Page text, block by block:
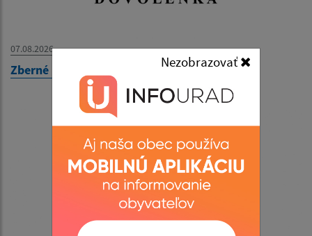
Nezobrazovať
07.08.2026
Zberné miesto - OZNAM